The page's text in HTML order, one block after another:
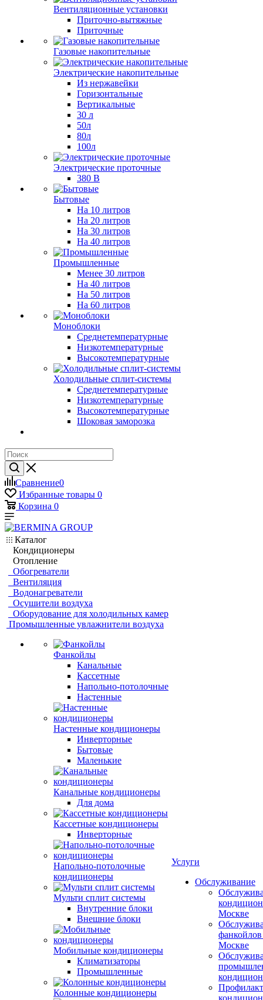
Вентиляционные установки
Приточно-вытяжные
Приточные
Газовые накопительные
Электрические накопительные
Из нержавейки
Горизонтальные
Вертикальные
30 л
50л
80л
100л
Электрические проточные
380 В
Бытовые
На 10 литров
На 20 литров
На 30 литров
На 40 литров
Промышленные
Менее 30 литров
На 40 литров
На 50 литров
На 60 литров
Моноблоки
Среднетемпературные
Низкотемпературные
Высокотемпературные
Холодильные сплит-системы
Среднетемпературные
Низкотемпературные
Высокотемпературные
Шоковая заморозка
Сравнение0
Избранные товары 0
Корзина 0
Каталог
Кондиционеры
Отопление
Обогреватели
Вентиляция
Водонагреватели
Осушители воздуха
Оборудование для холодильных камер
Промышленные увлажнители воздуха
Фанкойлы
Канальные
Кассетные
Напольно-потолочные
Настенные
Настенные кондиционеры
Инверторные
Бытовые
Маленькие
Канальные кондиционеры
Для дома
Кассетные кондиционеры
Инверторные
Напольно-потолочные
кондиционеры
Мульти сплит системы
Внутренние блоки
Внешние блоки
Мобильные кондиционеры
Климатизаторы
Промышленные
Колонные кондиционеры
Услуги
Обслуживание
Москве
Москве